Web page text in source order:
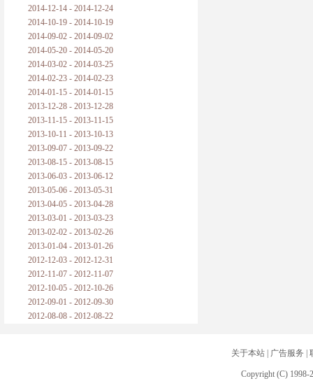
2014-12-14 - 2014-12-24
2014-10-19 - 2014-10-19
2014-09-02 - 2014-09-02
2014-05-20 - 2014-05-20
2014-03-02 - 2014-03-25
2014-02-23 - 2014-02-23
2014-01-15 - 2014-01-15
2013-12-28 - 2013-12-28
2013-11-15 - 2013-11-15
2013-10-11 - 2013-10-13
2013-09-07 - 2013-09-22
2013-08-15 - 2013-08-15
2013-06-03 - 2013-06-12
2013-05-06 - 2013-05-31
2013-04-05 - 2013-04-28
2013-03-01 - 2013-03-23
2013-02-02 - 2013-02-26
2013-01-04 - 2013-01-26
2012-12-03 - 2012-12-31
2012-11-07 - 2012-11-07
2012-10-05 - 2012-10-26
2012-09-01 - 2012-09-30
2012-08-08 - 2012-08-22
关于本站| 广告服务
Copyright (C) 1998-